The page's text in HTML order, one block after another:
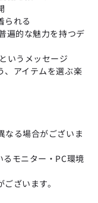
られる
遍的な魅力を持つデ
いうメッセージ
、アイテムを選ぶ楽
なる場合がございま
モニター・PC環境
ざいます。